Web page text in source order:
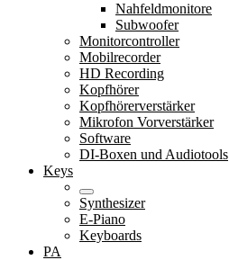
Nahfeldmonitore
Subwoofer
Monitorcontroller
Mobilrecorder
HD Recording
Kopfhörer
Kopfhörerverstärker
Mikrofon Vorverstärker
Software
DI-Boxen und Audiotools
Keys
Synthesizer
E-Piano
Keyboards
PA